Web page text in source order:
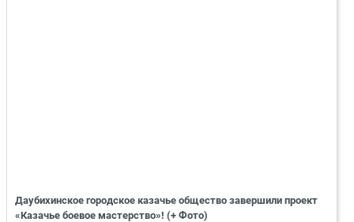
Даубихинское городское казачье общество завершили проект
«Казачье боевое мастерство»! (+ Фото)